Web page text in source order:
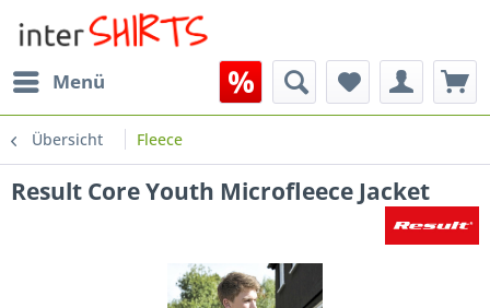
Menü
Übersicht Fleece
Result Core Youth Microfleece Jacket